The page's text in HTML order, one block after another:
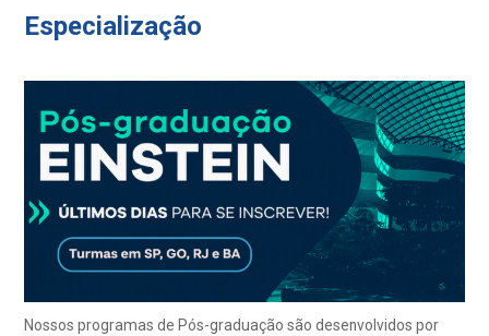
Especialização
Nossos programas de Pós-graduação são desenvolvidos por